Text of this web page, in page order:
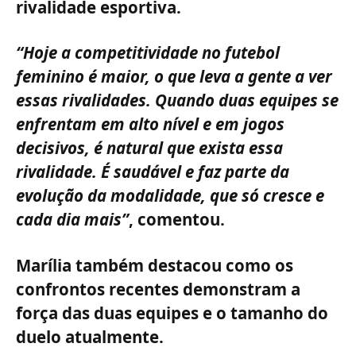
rivalidade esportiva.
“Hoje a competitividade no futebol
feminino é maior, o que leva a gente a ver
essas rivalidades. Quando duas equipes se
enfrentam em alto nível e em jogos
decisivos, é natural que exista essa
rivalidade. É saudável e faz parte da
evolução da modalidade, que só cresce e
cada dia mais”, comentou.
Marília também destacou como os
confrontos recentes demonstram a
força das duas equipes e o tamanho do
duelo atualmente.